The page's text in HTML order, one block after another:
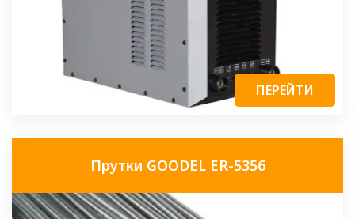
ПЕРЕЙТИ
Прутки GOODEL ER-5356